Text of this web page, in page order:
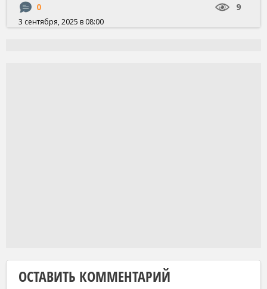
0 9
3 сентября, 2025 в 08:00
ОСТАВИТЬ КОММЕНТАРИЙ